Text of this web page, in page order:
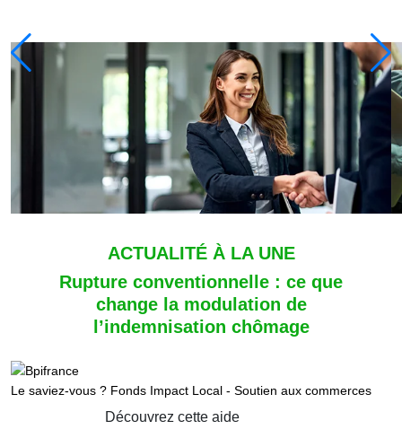
ACTUALITÉ À LA UNE
Rupture conventionnelle : ce que
change la modulation de
l’indemnisation chômage
Le saviez-vous ? Fonds Impact Local - Soutien aux commerces
Découvrez cette aide